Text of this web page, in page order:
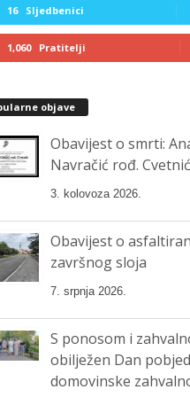
16 Sljedbenici
1,060 Pratitelji
objave
Obavijest o smrti:
Navračić rođ. Cvetnić
3. kolovoza 2026.
Obavijest o
završnog sloja
7. srpnja 2026.
S ponosom i
obilježen Dan
domovinske